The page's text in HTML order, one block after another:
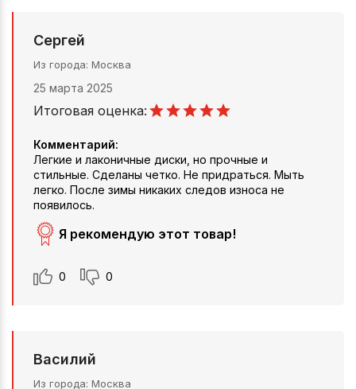
Сергей
Из города Москва
25 марта 2025
Итоговая оценка:
Комментарий:
Легкие и лаконичные диски, но прочные и
стильные. Сделаны четко. Не придраться. Мыть
легко. После зимы никаких следов износа не
появилось.
Я рекомендую этот товар!
0 0
Василий
Из города Москва